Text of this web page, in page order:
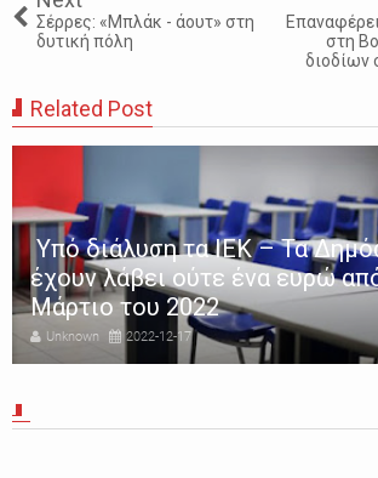
Σέρρες: «Μπλάκ - άουτ» στη
δυτική πόλη
στη
διοδίων
Related Post
Υπό διάλυση τα ΙΕΚ – Τα
έχουν λάβει ούτε ένα ευρώ
Μάρτιο του 2022
Unknown 2022-12-17